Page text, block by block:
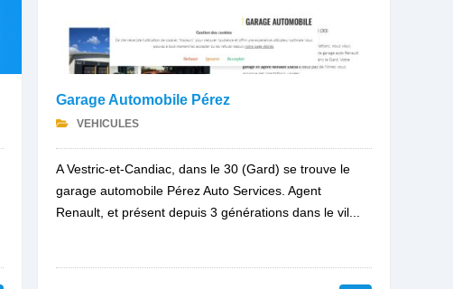
Garage Automobile Pérez
VEHICULES
A Vestric-et-Candiac, dans le 30 (Gard) se trouve le
garage automobile Pérez Auto Services. Agent
Renault, et présent depuis 3 générations dans le vil...